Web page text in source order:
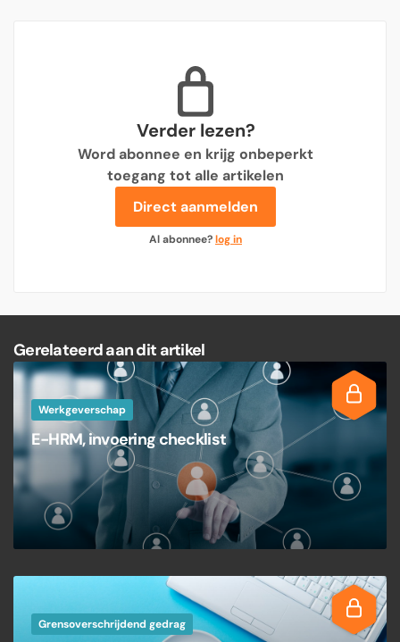
Verder lezen?
Word abonnee en krijg onbeperkt
toegang tot alle artikelen
Direct aanmelden
Al abonnee?log in
Gerelateerd aan dit artikel
Werkgeverschap
E-HRM, invoering checklist
Grensoverschrijdend gedrag